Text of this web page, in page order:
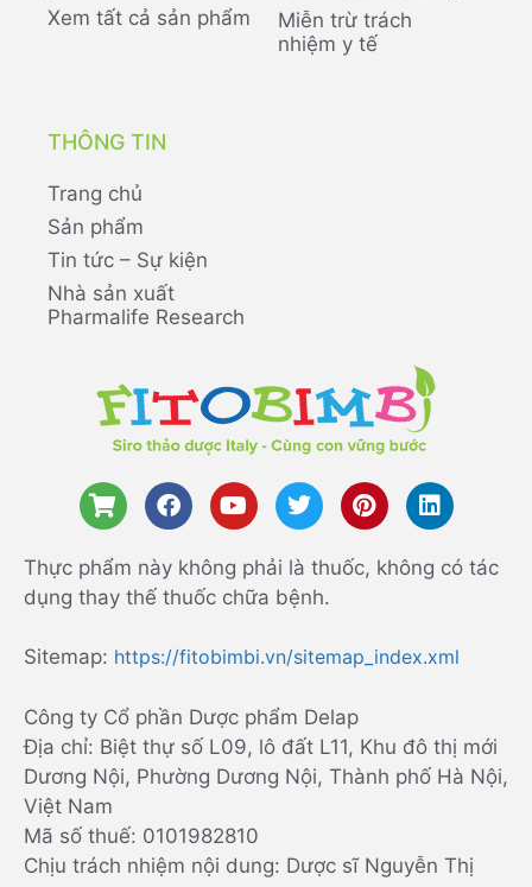
Xem tất cả sản phẩm
Miễn trừ trách
nhiệm y tế
THÔNG TIN
Trang chủ
Sản phẩm
Tin tức – Sự kiện
Nhà sản xuất
Pharmalife Research
Thực phẩm này không phải là thuốc, không có tác
dụng thay thế thuốc chữa bệnh.
Sitemap: https://fitobimbi.vn/sitemap_index.xml
Công ty Cổ phần Dược phẩm Delap
Địa chỉ: Biệt thự số L09, lô đất L11, Khu đô thị mới
Dương Nội, Phường Dương Nội, Thành phố Hà Nội,
Việt Nam
Mã số thuế: 0101982810
Chịu trách nhiệm nội dung: Dược sĩ Nguyễn Thị